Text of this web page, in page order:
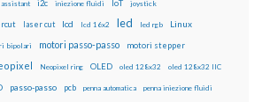
assistant i2c iniezione fluidi IoT joystick
laser cut lcd lcd 16x2 led led rgb Linux
bipolari motori passo-passo motori stepper
Neopixel ring OLED oled 128x32 oled 128x32 IIC
passo-passo pcb penna automatica penna iniezione fluidi